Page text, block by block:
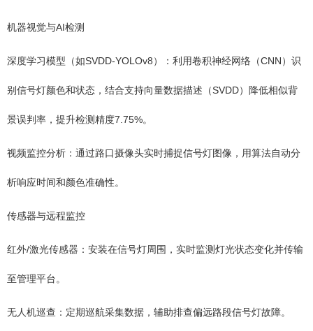
机器视觉与AI检测
深度学习模型（如SVDD-YOLOv8）：利用卷积神经网络（CNN）识
别信号灯颜色和状态，结合支持向量数据描述（SVDD）降低相似背
景误判率，提升检测精度7.75%。
视频监控分析：通过路口摄像头实时捕捉信号灯图像，用算法自动分
析响应时间和颜色准确性。
传感器与远程监控
红外/激光传感器：安装在信号灯周围，实时监测灯光状态变化并传输
至管理平台。
无人机巡查：定期巡航采集数据，辅助排查偏远路段信号灯故障。